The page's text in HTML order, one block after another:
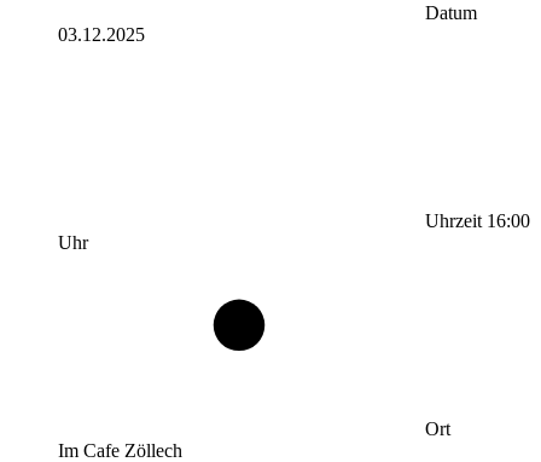
Datum
03.12.2025
Uhrzeit 16:00
Uhr
Ort
Im Cafe Zöllech